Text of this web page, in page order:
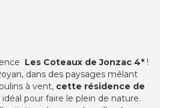
Les Coteaux de Jonzac 4* !
dans des paysages mêlant
à vent, cette résidence de
idéal pour faire le plein de nature.